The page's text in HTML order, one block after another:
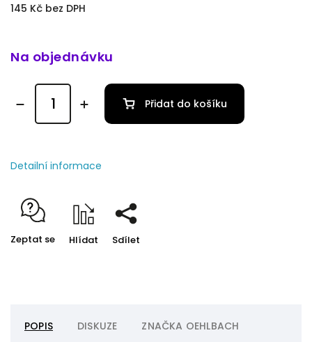
145 Kč bez DPH
Na objednávku
Přidat do košíku
Detailní informace
Zeptat se Hlídat Sdílet
POPIS DISKUZE ZNAČKA OEHLBACH